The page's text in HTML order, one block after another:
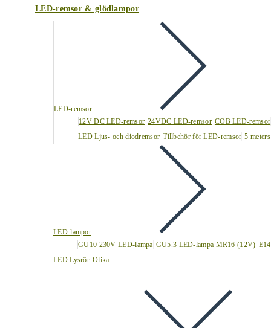
LED-remsor & glödlampor
LED-remsor
12V DC LED-remsor 24VDC LED-remsor COB LED-remsor
LED Ljus- och diodremsor Tillbehör för LED-remsor 5
LED-lampor
GU10 230V LED-lampa GU5.3 LED-lampa MR16 (12V)
LED Lysrör Olika